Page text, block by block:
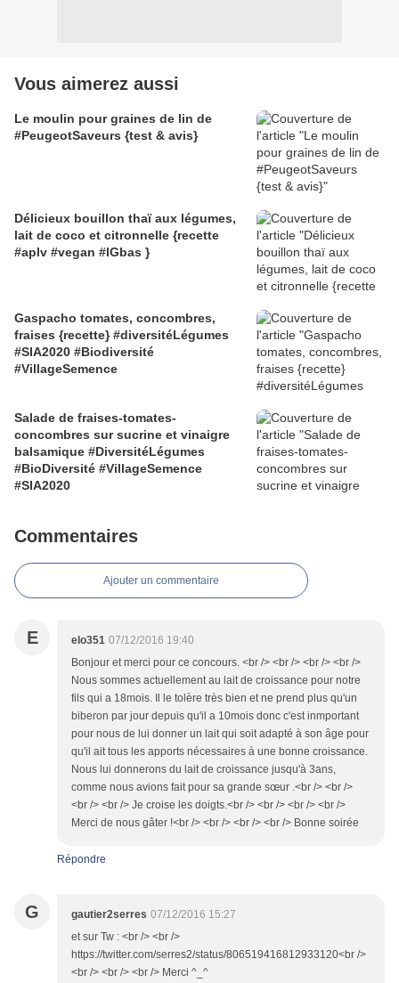
Vous aimerez aussi
Le moulin pour graines de lin de
#PeugeotSaveurs {test & avis}
Délicieux bouillon thaï aux légumes,
lait de coco et citronnelle {recette
#aplv #vegan #IGbas }
Gaspacho tomates, concombres,
fraises {recette} #diversitéLégumes
#SIA2020 #Biodiversité
#VillageSemence
Salade de fraises-tomates-
concombres sur sucrine et vinaigre
balsamique #DiversitéLégumes
#BioDiversité #VillageSemence
#SIA2020
Commentaires
Ajouter un commentaire
E elo351 07/12/2016 19:40
Bonjour et merci pour ce concours. <br /> <br /> <br /> <br />
Nous sommes actuellement au lait de croissance pour notre
fils qui a 18mois. Il le tolère très bien et ne prend plus qu'un
biberon par jour depuis qu'il a 10mois donc c'est inmportant
pour nous de lui donner un lait qui soit adapté à son âge pour
qu'il ait tous les apports nécessaires à une bonne croissance.
Nous lui donnerons du lait de croissance jusqu'à 3ans,
comme nous avions fait pour sa grande sœur .<br /> <br />
<br /> <br /> Je croise les doigts.<br /> <br /> <br /> <br />
Merci de nous gâter !<br /> <br /> <br /> <br /> Bonne soirée
Répondre
G gautier2serres 07/12/2016 15:27
et sur Tw : <br /> <br />
https://twitter.com/serres2/status/806519416812933120<br />
<br /> <br /> <br /> Merci ^_^